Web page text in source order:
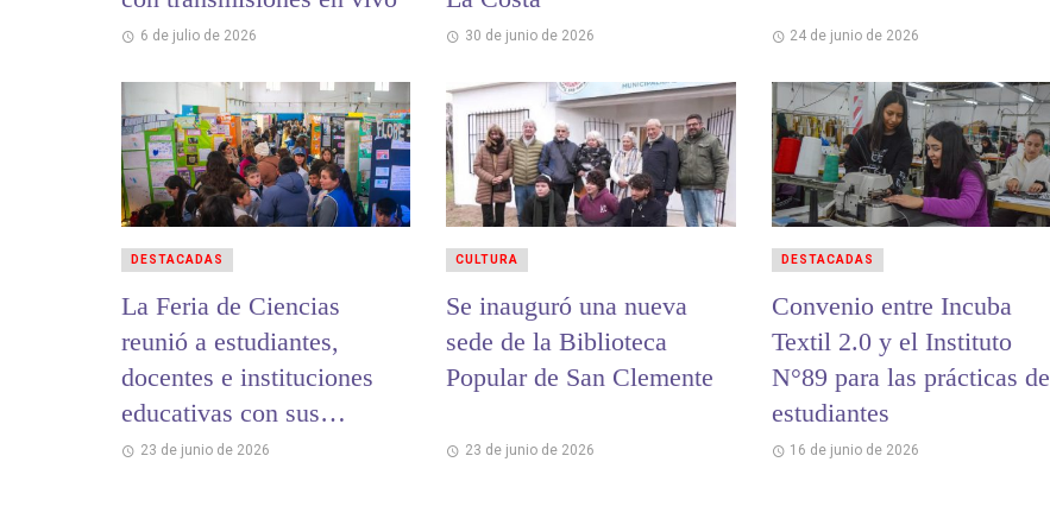
6 de julio de 2026 30 de junio de 2026 24 de junio de 2026
La Feria de Ciencias
reunió a estudiantes,
docentes e instituciones
educativas con sus
proyectos de investigación
23 de junio de 2026
DESTACADAS
Se inauguró una nueva
sede de la Biblioteca
Popular de San Clemente
23 de junio de 2026
CULTURA
Convenio entre Incuba
Textil 2.0 y el Instituto
N°89 para las prácticas de
estudiantes
16 de junio de 2026
DESTACADAS